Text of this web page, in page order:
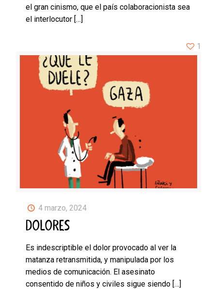
el gran cinismo, que el país colaboracionista sea
el interlocutor […]
4 marzo, 2024
DOLORES
Es indescriptible el dolor provocado al ver la
matanza retransmitida, y manipulada por los
medios de comunicación. El asesinato
consentido de niños y civiles sigue siendo […]
1